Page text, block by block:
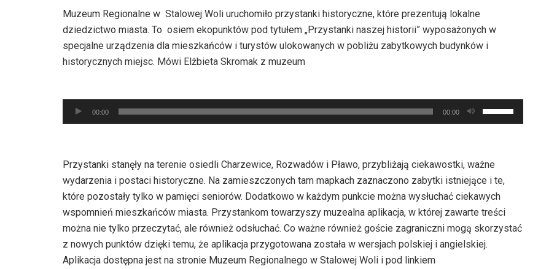
Muzeum Regionalne w Stalowej Woli uruchomiło przystanki historyczne, które prezentują lokalne
dziedzictwo miasta. To osiem ekopunktów pod tytułem „Przystanki naszej historii” wyposażonych w
specjalne urządzenia dla mieszkańców i turystów ulokowanych w pobliżu zabytkowych budynków i
historycznych miejsc. Mówi Elżbieta Skromak z muzeum
plików
dźwiękowych
00:00 00:00
strzałek
oraz
do
dołu
aby
zwiększyć
lub
Przystanki stanęły na terenie osiedli Charzewice, Rozwadów i Pławo, przybliżają ciekawostki, ważne
wydarzenia i postaci historyczne. Na zamieszczonych tam mapkach zaznaczono zabytki istniejące i te,
które pozostały tylko w pamięci seniorów. Dodatkowo w każdym punkcie można wysłuchać ciekawych
wspomnień mieszkańców miasta. Przystankom towarzyszy muzealna aplikacja, w której zawarte treści
można nie tylko przeczytać, ale również odsłuchać. Co ważne również goście zagraniczni mogą skorzystać
z nowych punktów dzięki temu, że aplikacja przygotowana została w wersjach polskiej i angielskiej.
Aplikacja dostępna jest na stronie Muzeum Regionalnego w Stalowej Woli i pod linkiem